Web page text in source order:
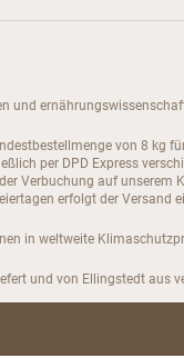
und
von 8 kg
per DPD Express
Verbuchung auf unserem
erfolgt der Versand
in weltweite
und von Ellingstedt aus